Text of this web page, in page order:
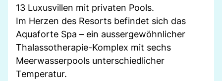
13 Luxusvillen mit privaten Pools.
Im Herzen des Resorts befindet sich das
Aquaforte Spa – ein aussergewöhnlicher
Thalassotherapie-Komplex mit sechs
Meerwasserpools unterschiedlicher
Temperatur.